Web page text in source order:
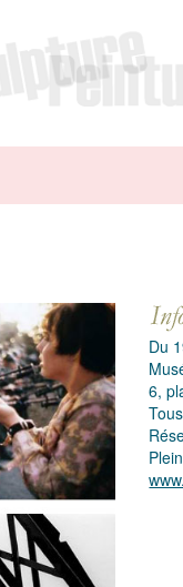
Du
6,